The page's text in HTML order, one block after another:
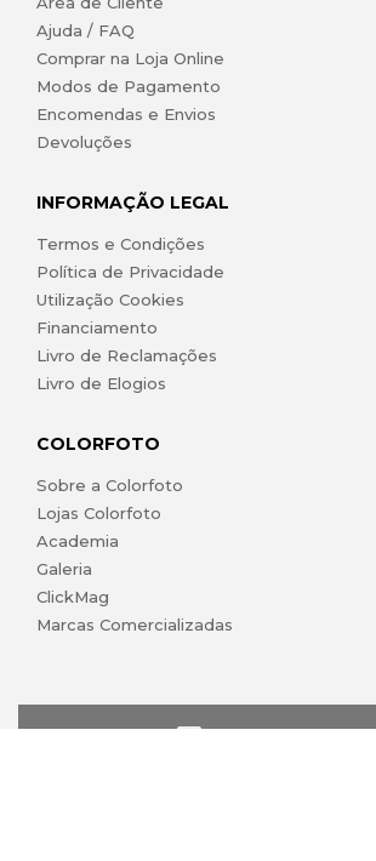
Ajuda / FAQ
Comprar na Loja Online
Modos de Pagamento
Encomendas e Envios
Devoluções
INFORMAÇÃO LEGAL
Termos e Condições
Política de Privacidade
Utilização Cookies
Financiamento
Livro de Reclamações
Livro de Elogios
COLORFOTO
Sobre a Colorfoto
Lojas Colorfoto
Academia
Galeria
ClickMag
Marcas Comercializadas
lojaonline@colorfoto.pt